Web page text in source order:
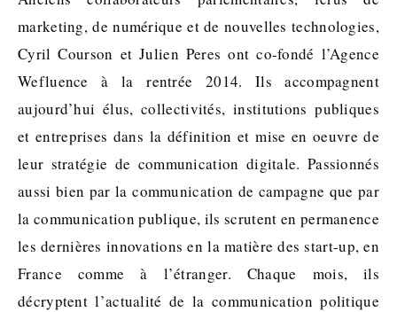
marketing, de numérique et de nouvelles technologies,
Cyril Courson et Julien Peres ont co-fondé l’Agence
Wefluence à la rentrée 2014. Ils accompagnent
aujourd’hui élus, collectivités, institutions publiques
et entreprises dans la définition et mise en oeuvre de
leur stratégie de communication digitale. Passionnés
aussi bien par la communication de campagne que par
la communication publique, ils scrutent en permanence
les dernières innovations en la matière des start-up, en
France comme à l’étranger. Chaque mois, ils
décryptent l’actualité de la communication politique